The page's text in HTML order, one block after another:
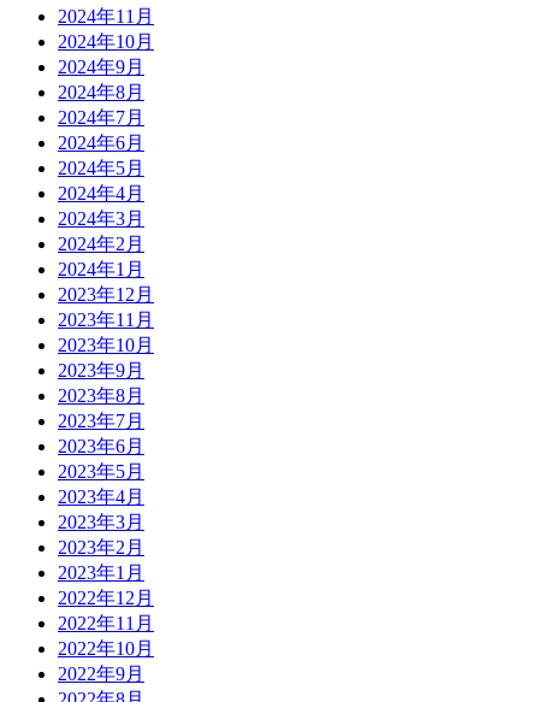
2024年11月
2024年10月
2024年9月
2024年8月
2024年7月
2024年6月
2024年5月
2024年4月
2024年3月
2024年2月
2024年1月
2023年12月
2023年11月
2023年10月
2023年9月
2023年8月
2023年7月
2023年6月
2023年5月
2023年4月
2023年3月
2023年2月
2023年1月
2022年12月
2022年11月
2022年10月
2022年9月